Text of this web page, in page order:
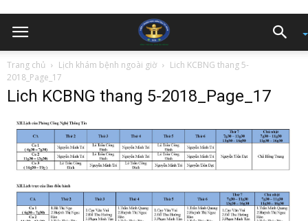
Trang chủ Lịch khám bệnh ngoài giờ
Lich KCBNG thang 5-
2018_Page_17
Lich KCBNG thang 5-2018_Page_17